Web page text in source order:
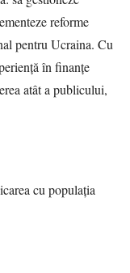
reforme
pentru Ucraina. Cu
în finanțe
atât a publicului,
cu populația